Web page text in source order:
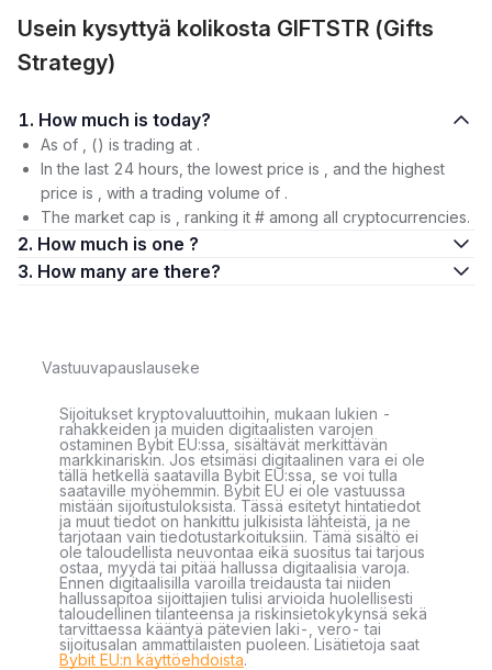
Usein kysyttyä kolikosta GIFTSTR (Gifts
Strategy)
1. How much is today?
As of , () is trading at .
In the last 24 hours, the lowest price is , and the highest
price is , with a trading volume of .
The market cap is , ranking it # among all cryptocurrencies.
2. How much is one ?
3. How many are there?
Vastuuvapauslauseke
Sijoitukset kryptovaluuttoihin, mukaan lukien -
rahakkeiden ja muiden digitaalisten varojen
ostaminen Bybit EU:ssa, sisältävät merkittävän
markkinariskin. Jos etsimäsi digitaalinen vara ei ole
tällä hetkellä saatavilla Bybit EU:ssa, se voi tulla
saataville myöhemmin. Bybit EU ei ole vastuussa
mistään sijoitustuloksista. Tässä esitetyt hintatiedot
ja muut tiedot on hankittu julkisista lähteistä, ja ne
tarjotaan vain tiedotustarkoituksiin. Tämä sisältö ei
ole taloudellista neuvontaa eikä suositus tai tarjous
ostaa, myydä tai pitää hallussa digitaalisia varoja.
Ennen digitaalisilla varoilla treidausta tai niiden
hallussapitoa sijoittajien tulisi arvioida huolellisesti
taloudellinen tilanteensa ja riskinsietokykynsä sekä
tarvittaessa kääntyä pätevien laki-, vero- tai
sijoitusalan ammattilaisten puoleen. Lisätietoja saat
Bybit EU:n käyttöehdoista.